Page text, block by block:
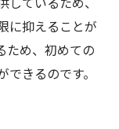
に抑えることが
ため、初めての
きるのです。